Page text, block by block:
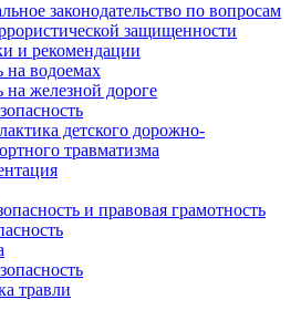
законодательство по вопросам
защищенности
и рекомендации
на водоемах
на железной дороге
детского дорожно-
травматизма
и правовая грамотность
травли